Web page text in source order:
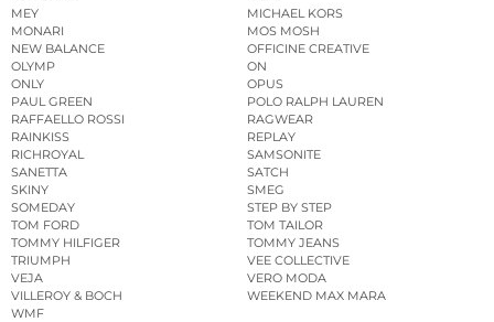
MEY
MICHAEL KORS
MONARI
MOS MOSH
NEW BALANCE
OFFICINE CREATIVE
OLYMP
ON
ONLY
OPUS
PAUL GREEN
POLO RALPH LAUREN
RAFFAELLO ROSSI
RAGWEAR
RAINKISS
REPLAY
RICHROYAL
SAMSONITE
SANETTA
SATCH
SKINY
SMEG
SOMEDAY
STEP BY STEP
TOM FORD
TOM TAILOR
TOMMY HILFIGER
TOMMY JEANS
TRIUMPH
VEE COLLECTIVE
VEJA
VERO MODA
VILLEROY & BOCH
WEEKEND MAX MARA
WMF